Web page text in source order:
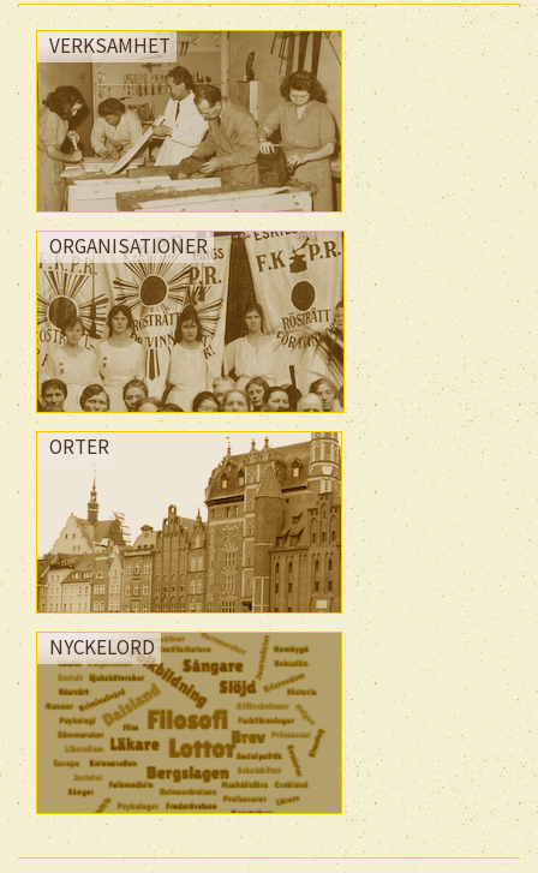
VERKSAMHET
ORGANISATIONER
ORTER
NYCKELORD